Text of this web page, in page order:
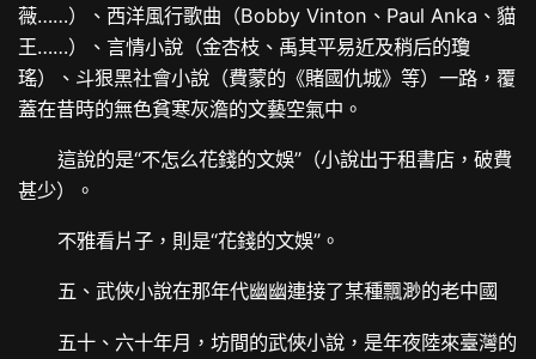
薇……）、西洋風行歌曲（Bobby Vinton、Paul Anka、貓
王……）、言情小說（金杏枝、禹其平易近及稍后的瓊
瑤）、斗狠黑社會小說（費蒙的《賭國仇城》等）一路，覆
蓋在昔時的無色貧寒灰澹的文藝空氣中。
這說的是“不怎么花錢的文娛”（小說出于租書店，破費
甚少）。
不雅看片子，則是“花錢的文娛”。
五、武俠小說在那年代幽幽連接了某種飄渺的老中國
五十、六十年月，坊間的武俠小說，是年夜陸來臺灣的